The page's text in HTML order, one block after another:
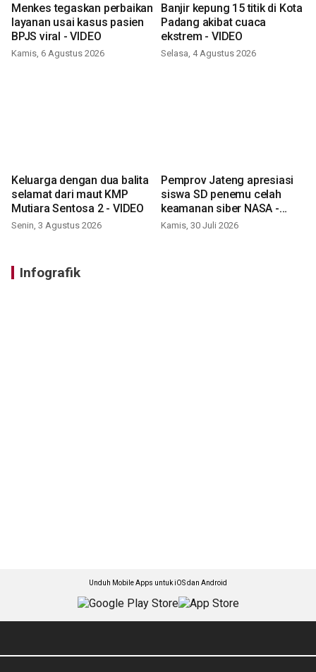
Menkes tegaskan perbaikan
layanan usai kasus pasien
BPJS viral - VIDEO
Kamis, 6 Agustus 2026
Banjir kepung 15 titik di Kota
Padang akibat cuaca
ekstrem - VIDEO
Selasa, 4 Agustus 2026
Keluarga dengan dua balita
selamat dari maut KMP
Mutiara Sentosa 2 - VIDEO
Senin, 3 Agustus 2026
Pemprov Jateng apresiasi
siswa SD penemu celah
keamanan siber NASA -
VIDEO
Kamis, 30 Juli 2026
Infografik
Unduh Mobile Apps untuk iOS dan Android